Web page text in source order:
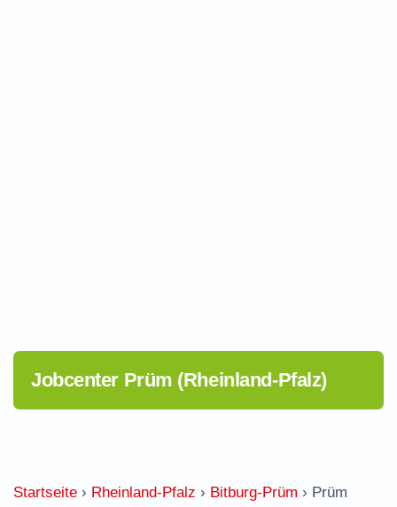
Jobcenter Prüm (Rheinland-Pfalz)
Startseite › Rheinland-Pfalz › Bitburg-Prüm › Prüm